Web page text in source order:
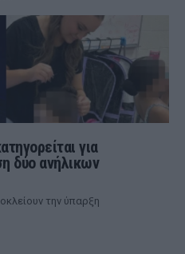
για
δύο ανήλικων
την ύπαρξη